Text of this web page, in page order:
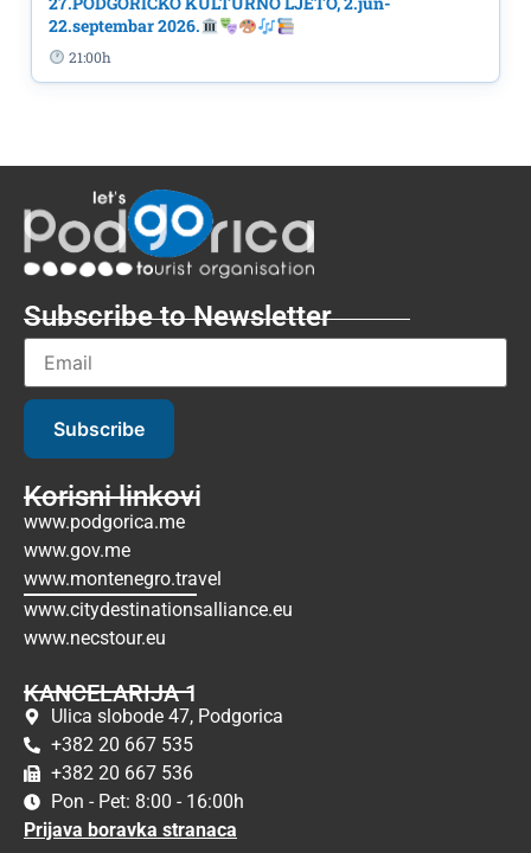
22.septembar 2026.
21:00h
Subscribe to Newsletter
Subscribe
Korisni linkovi
www.podgorica.me
www.gov.me
www.montenegro.travel
www.citydestinationsalliance.eu
www.necstour.eu
KANCELARIJA 1
Ulica slobode 47, Podgorica
+382 20 667 535
+382 20 667 536
Pon - Pet: 8:00 - 16:00h
Prijava boravka stranaca